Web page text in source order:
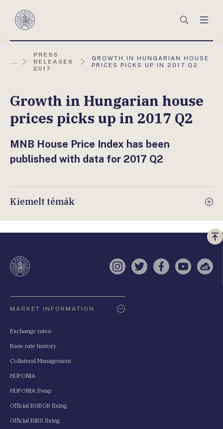
Magyar
Keresés
...
PRESS
RELEASES
2017
AKTUÁLIS
OLDAL:
GROWTH IN HUNGARIAN HOUSE
PRICES PICKS UP IN 2017 Q2
Growth in Hungarian house
prices picks up in 2017 Q2
MNB House Price Index has been
published with data for 2017 Q2
Kiemelt témák
a
Instagram
TwitterFacebook
YouTube
MARKET INFORMATION
Exchange rates
Base rate history
Collateral Management
HUFONIA
HUFONIA Swap
Official BUBOR fixing
Official BIRS fixing